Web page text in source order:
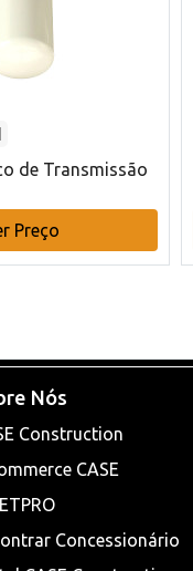
de Transmissão
Preço
Nós
Construction
CASE
Concessionário